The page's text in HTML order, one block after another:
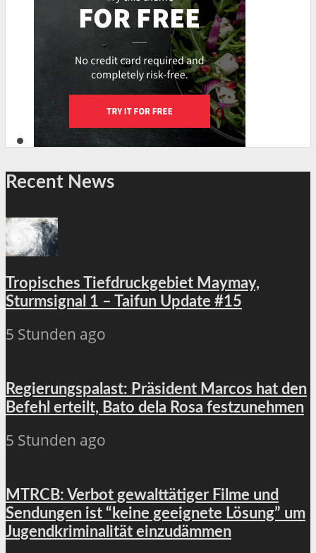
Recent News
Tropisches Tiefdruckgebiet Maymay,
Sturmsignal 1 – Taifun Update #15
5 Stunden ago
Regierungspalast: Präsident Marcos hat den
Befehl erteilt, Bato dela Rosa festzunehmen
5 Stunden ago
MTRCB: Verbot gewalttätiger Filme und
Sendungen ist “keine geeignete Lösung” um
Jugendkriminalität einzudämmen